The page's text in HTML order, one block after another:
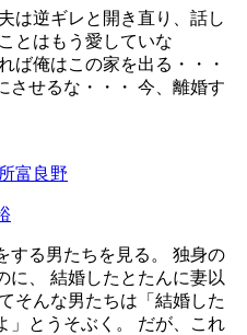
は逆ギレと開き直り、話し
とはもう愛していな
ば俺はこの家を出る・・・
させるな・・・ 今、離婚す
富良野
する男たちを見る。 独身の
に、 結婚したとたんに妻以
そんな男たちは「結婚した
」とうそぶく。 だが、これ